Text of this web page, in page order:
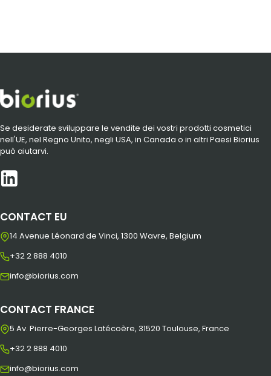
Se desiderate sviluppare le vendite dei vostri prodotti cosmetici
nell'UE, nel Regno Unito, negli USA, in Canada o in altri Paesi Biorius
può aiutarvi.
CONTACT EU
14 Avenue Léonard de Vinci, 1300 Wavre, Belgium
+32 2 888 4010
info@biorius.com
CONTACT FRANCE
5 Av. Pierre-Georges Latécoère, 31520 Toulouse, France
+32 2 888 4010
info@biorius.com